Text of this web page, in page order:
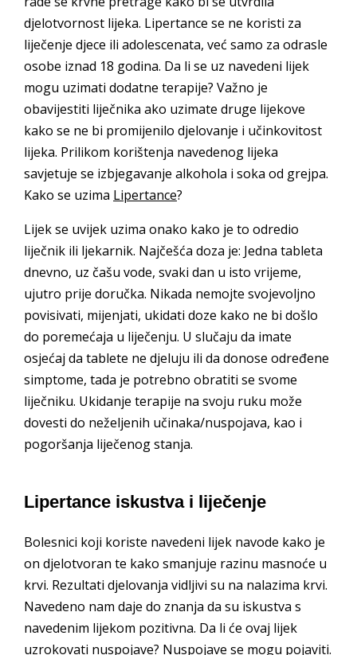
djelotvornost lijeka. Lipertance se ne koristi za
liječenje djece ili adolescenata, već samo za odrasle
osobe iznad 18 godina. Da li se uz navedeni lijek
mogu uzimati dodatne terapije? Važno je
obavijestiti liječnika ako uzimate druge lijekove
kako se ne bi promijenilo djelovanje i učinkovitost
lijeka. Prilikom korištenja navedenog lijeka
savjetuje se izbjegavanje alkohola i soka od grejpa.
Kako se uzima Lipertance?
Lijek se uvijek uzima onako kako je to odredio
liječnik ili ljekarnik. Najčešća doza je: Jedna tableta
dnevno, uz čašu vode, svaki dan u isto vrijeme,
ujutro prije doručka. Nikada nemojte svojevoljno
povisivati, mijenjati, ukidati doze kako ne bi došlo
do poremećaja u liječenju. U slučaju da imate
osjećaj da tablete ne djeluju ili da donose određene
simptome, tada je potrebno obratiti se svome
liječniku. Ukidanje terapije na svoju ruku može
dovesti do neželjenih učinaka/nuspojava, kao i
pogoršanja liječenog stanja.
Lipertance iskustva i liječenje
Bolesnici koji koriste navedeni lijek navode kako je
on djelotvoran te kako smanjuje razinu masnoće u
krvi. Rezultati djelovanja vidljivi su na nalazima krvi.
Navedeno nam daje do znanja da su iskustva s
navedenim lijekom pozitivna. Da li će ovaj lijek
uzrokovati nuspojave? Nuspojave se mogu pojaviti.